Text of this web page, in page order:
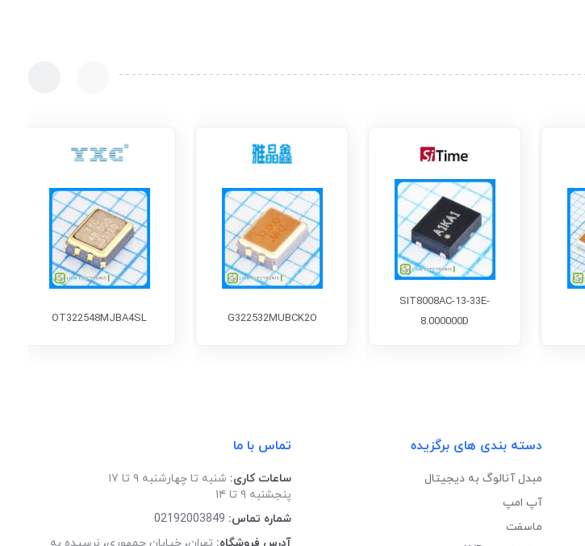
SIT8008AC-13-33E-
8.000000D
G322532MUBCK2O
OT322548MJBA4SL
دسته بندی های برگزیده
مبدل آنالوگ به دیجیتال
آپ امپ
ماسفت
تماس با ما
ساعات کاری: شنبه تا چهارشنبه ۹ تا ۱۷
پنجشنبه ۹ تا ۱۴
شماره تماس: 02192003849